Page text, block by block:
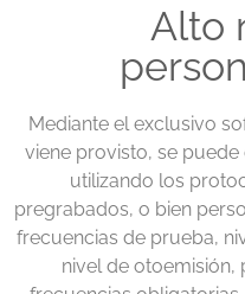
Alto
Mediante el exclusivo
viene provisto, se
utilizando los
pregrabados, o bien
frecuencias de prueba,
nivel de